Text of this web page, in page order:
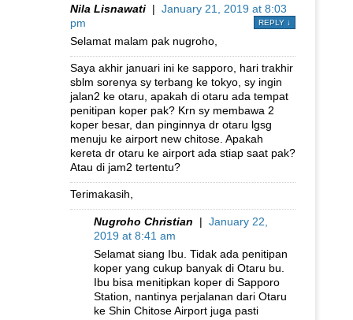
Nila Lisnawati | January 21, 2019 at 8:03
pm
REPLY ↓
Selamat malam pak nugroho,
Saya akhir januari ini ke sapporo, hari trakhir
sblm sorenya sy terbang ke tokyo, sy ingin
jalan2 ke otaru, apakah di otaru ada tempat
penitipan koper pak? Krn sy membawa 2
koper besar, dan pinginnya dr otaru lgsg
menuju ke airport new chitose. Apakah
kereta dr otaru ke airport ada stiap saat pak?
Atau di jam2 tertentu?
Terimakasih,
Nugroho Christian | January 22,
2019 at 8:41 am
Selamat siang Ibu. Tidak ada penitipan
koper yang cukup banyak di Otaru bu.
Ibu bisa menitipkan koper di Sapporo
Station, nantinya perjalanan dari Otaru
ke Shin Chitose Airport juga pasti